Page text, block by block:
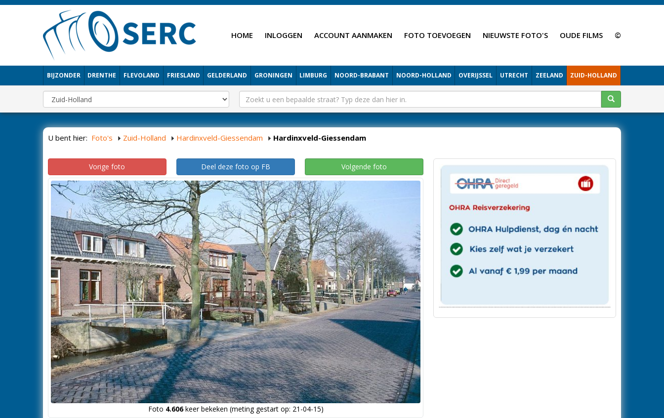
HOME INLOGGEN ACCOUNT AANMAKEN FOTO TOEVOEGEN NIEUWSTE FOTO'S OUDE FILMS ©
BIJZONDER DRENTHE FLEVOLAND FRIESLAND GELDERLAND GRONINGEN LIMBURG NOORD-BRABANT NOORD-HOLLAND OVERIJSSEL UTRECHT ZEELAND ZUID-HOLLAND
U bent hier: Foto's Zuid-Holland Hardinxveld-Giessendam Hardinxveld-Giessendam
Vorige foto Deel deze foto op FB Volgende foto
Foto 4.606keer bekeken (meting gestart op: 21-04-15)